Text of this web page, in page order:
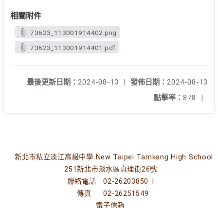
相關附件
73623_113001914402.png
73623_113001914401.pdf
發佈日期： 2024-08-13
最後更新日期： 2024-08-13
|
點擊率： 878 |
新北市私立淡江高級中學 New Taipei Tamkang High School
251新北市淡水區真理街26號
聯絡電話
02-26203850
傳真
02-26251549
電子信箱